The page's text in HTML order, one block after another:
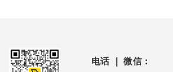
电话 ｜ 微信：